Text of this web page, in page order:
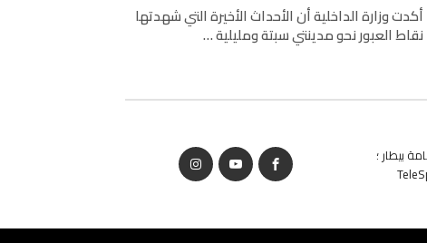
أكدت وزارة الداخلية أن الأحداث الأخيرة التي شهدتها
نقاط العبور نحو مدينتي سبتة ومليلية …
بيطار ؛